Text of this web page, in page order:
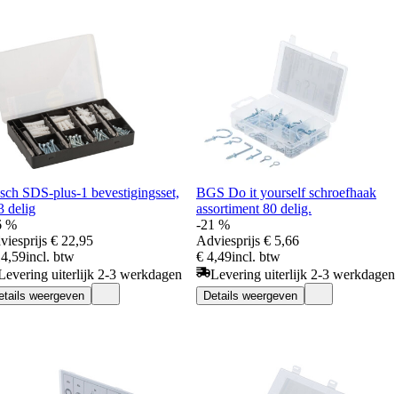
SDS-plus-1 bevestigingsset,
delig
%
€ 22,95
incl. btw
uiterlijk 2-3 werkdagen
weergeven
BGS Do it yourself schroefhaak
assortiment 80 delig.
-21 %
Adviesprijs € 5,66
€ 4,49incl. btw
Levering uiterlijk 2-3 werkdagen
Details weergeven